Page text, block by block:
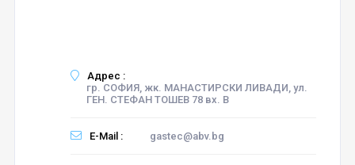
Адрес :
гр. СОФИЯ, жк. МАНАСТИРСКИ ЛИВАДИ, ул.
ГЕН. СТЕФАН ТОШЕВ 78 вх. В
E-Mail : gastec@abv.bg